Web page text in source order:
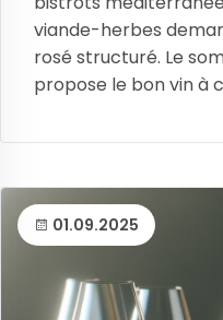
viande-herbes
rosé structuré. Le
propose le bon vin à
01.09.2025